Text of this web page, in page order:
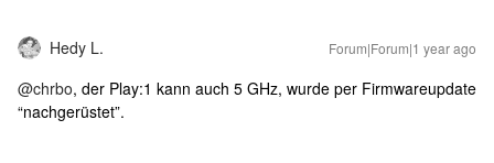
Hedy L. Forum|Forum|1 year ago
@chrbo, der Play:1 kann auch 5 GHz, wurde per Firmwareupdate
“nachgerüstet”.